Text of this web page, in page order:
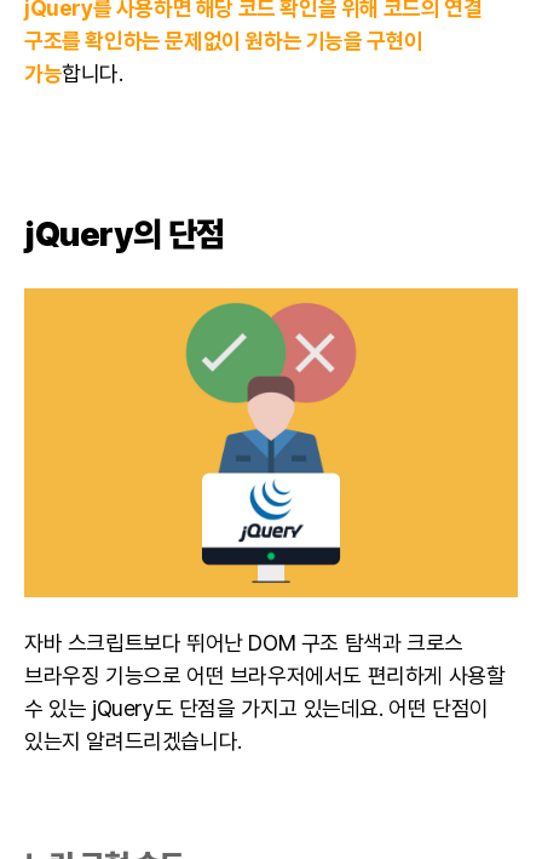
jQuery를 사용하면 해당 코드 확인을 위해 코드의 연결
구조를 확인하는 문제없이 원하는 기능을 구현이
가능합니다.
jQuery의 단점
자바 스크립트보다 뛰어난 DOM 구조 탐색과 크로스
브라우징 기능으로 어떤 브라우저에서도 편리하게 사용할
수 있는 jQuery도 단점을 가지고 있는데요. 어떤 단점이
있는지 알려드리겠습니다.